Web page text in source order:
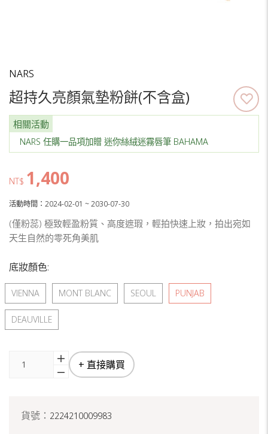
NARS
超持久亮顏氣墊粉餅(不含盒)
相關活動
NARS 任購一品項加贈 迷你絲絨迷霧唇筆 BAHAMA
NT$ 1,400
活動時間：2024-02-01 ~ 2030-07-30
(僅粉蕊) 極致輕盈粉質、高度遮瑕，輕拍快速上妝，拍出宛如
天生自然的零死角美肌
底妝顏色:
VIENNA MONT BLANC SEOUL PUNJAB
DEAUVILLE
+ 直接購買
貨號： 2224210009983